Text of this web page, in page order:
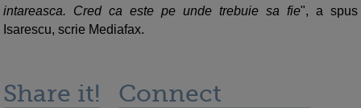
intareasca. Cred ca este pe unde trebuie sa fie", a spus
Isarescu, scrie Mediafax.
Share it! Connect